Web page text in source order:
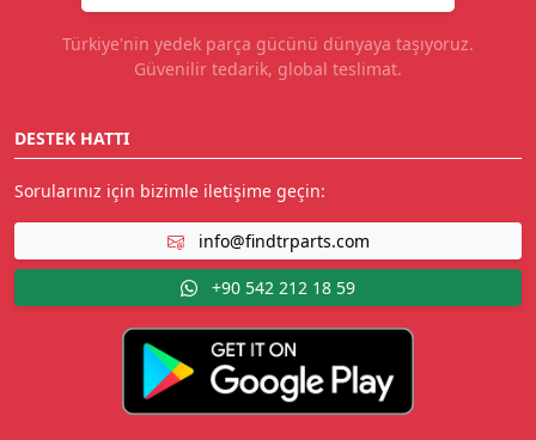
Türkiye'nin yedek parça gücünü dünyaya taşıyoruz.
Güvenilir tedarik, global teslimat.
DESTEK HATTI
Sorularınız için bizimle iletişime geçin:
info@findtrparts.com
+90 542 212 18 59